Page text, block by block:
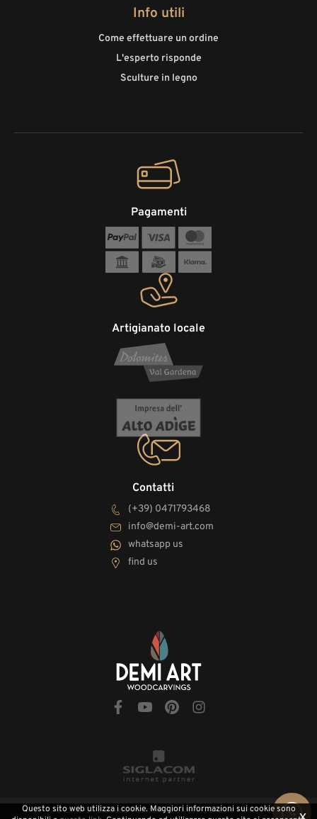
Info utili
Come effettuare un ordine
L'esperto risponde
Sculture in legno
Contatti
(+39) 0471793468
info@demi-art.com
whatsapp us
find us
Artigianato locale
Pagamenti
© 2010-2026 Demi-Art.com [Privacy e Cookie Policy]
Questo sito web utilizza i cookie. Maggiori informazioni sui cookie sono